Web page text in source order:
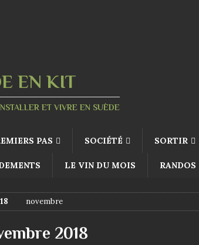
EN KIT
ET VIVRE EN SUÈDE
PAS SOCIÉTÉ SORTIR
LE VIN DU MOIS RANDOS
novembre
2018